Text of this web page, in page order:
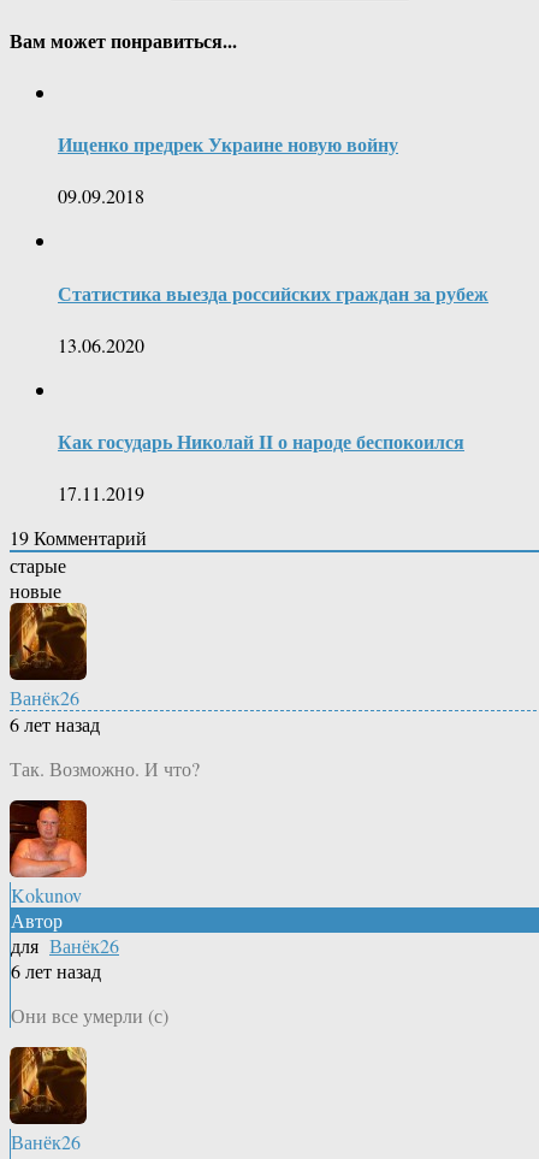
Вам может понравиться...
Ищенко предрек Украине новую войну
09.09.2018
Статистика выезда российских граждан за рубеж
13.06.2020
Как государь Николай II о народе беспокоился
17.11.2019
19Комментарий
старые
новые
Ванёк26
6 лет назад
Так. Возможно. И что?
Kokunov
Автор
для Ванёк26
6 лет назад
Они все умерли (с)
Ванёк26